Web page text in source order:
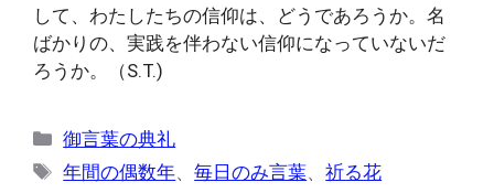
して、わたしたちの信仰は、どうであろうか。名
ばかりの、実践を伴わない信仰になっていないだ
ろうか。（S.T.)
カ
テ
御言葉の典礼
タ
年間の偶数年、毎日のみ言葉、祈る花